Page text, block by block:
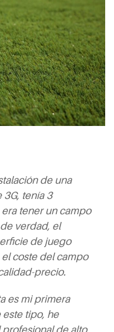
de una
tenía 3
tener un campo
verdad, el
de juego
coste del campo
precio.
es mi primera
tipo, he
de alto